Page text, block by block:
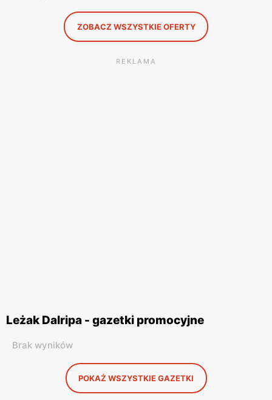
ZOBACZ WSZYSTKIE OFERTY
REKLAMA
Leżak Dalripa - gazetki promocyjne
Brak wyników
POKAŻ WSZYSTKIE GAZETKI